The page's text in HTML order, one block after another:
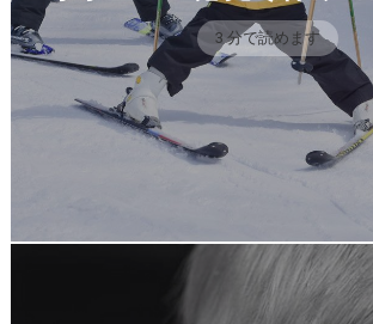
3 分で読めます